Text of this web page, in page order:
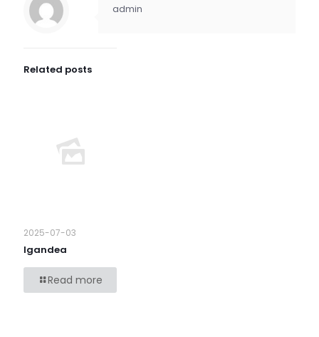
admin
Related posts
2025-07-03
Igandea
Read more